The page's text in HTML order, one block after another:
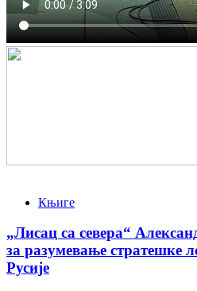
Књиге
„Лисац са севера“
за разумевање стратешке
Русије